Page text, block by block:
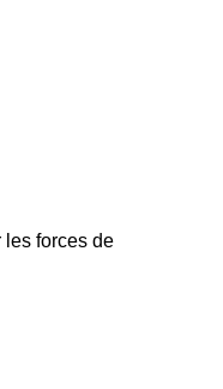
les forces de